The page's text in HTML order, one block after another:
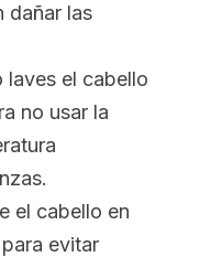
dañar las
laves el cabello
no usar la
el cabello en
evitar